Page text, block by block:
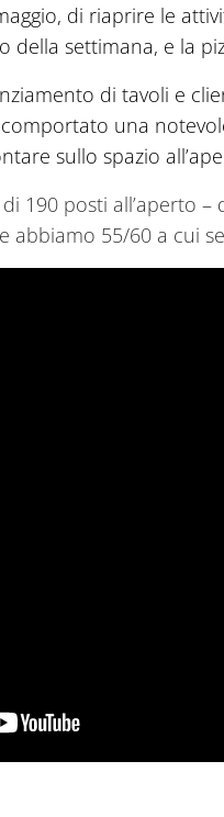
di riaprire le
della settimana, e la
di tavoli e
una
sullo spazio
190 posti all’aperto
abbiamo 55/60 a cui